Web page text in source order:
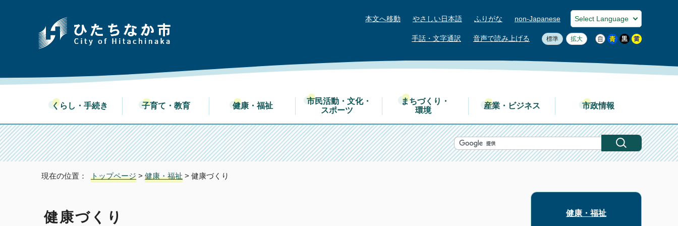
本文へ移動 やさしい日本語 ふりがな non-Japanese
手話・文字通訳 音声で読み上げる 標準 拡大
くらし・手続き 子育て・教育 健康・福祉
市民活動・文化・
スポーツ
まちづくり・
環境
産業・ビジネス 市政情報
現在の位置： トップページ > 健康・福祉 > 健康づくり
健康づくり 健康・福祉